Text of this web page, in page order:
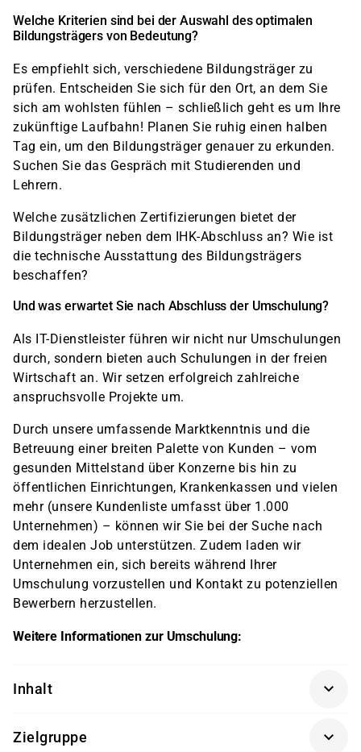
Welche Kriterien sind bei der Auswahl des optimalen
Bildungsträgers von Bedeutung?
Es empfiehlt sich, verschiedene Bildungsträger zu
prüfen. Entscheiden Sie sich für den Ort, an dem Sie
sich am wohlsten fühlen – schließlich geht es um Ihre
zukünftige Laufbahn! Planen Sie ruhig einen halben
Tag ein, um den Bildungsträger genauer zu erkunden.
Suchen Sie das Gespräch mit Studierenden und
Lehrern.
Welche zusätzlichen Zertifizierungen bietet der
Bildungsträger neben dem IHK-Abschluss an? Wie ist
die technische Ausstattung des Bildungsträgers
beschaffen?
Und was erwartet Sie nach Abschluss der Umschulung?
Als IT-Dienstleister führen wir nicht nur Umschulungen
durch, sondern bieten auch Schulungen in der freien
Wirtschaft an. Wir setzen erfolgreich zahlreiche
anspruchsvolle Projekte um.
Durch unsere umfassende Marktkenntnis und die
Betreuung einer breiten Palette von Kunden – vom
gesunden Mittelstand über Konzerne bis hin zu
öffentlichen Einrichtungen, Krankenkassen und vielen
mehr (unsere Kundenliste umfasst über 1.000
Unternehmen) – können wir Sie bei der Suche nach
dem idealen Job unterstützen. Zudem laden wir
Unternehmen ein, sich bereits während Ihrer
Umschulung vorzustellen und Kontakt zu potenziellen
Bewerbern herzustellen.
Weitere Informationen zur Umschulung:
Inhalt
an den Rahmenlehrplan der IHK angepasste
Zielgruppe